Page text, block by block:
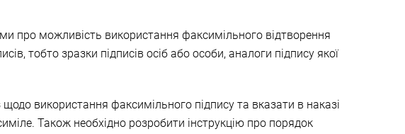
про можливість використання факсимільного відтворення
тобто зразки підписів осіб або особи, аналоги підпису якої
використання факсимільного підпису та вказати в наказі
Також необхідно розробити інструкцію про порядок